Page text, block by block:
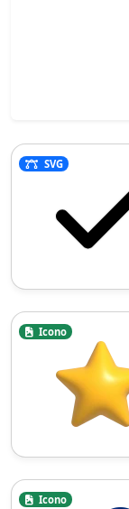
SVG
Icono
Icono